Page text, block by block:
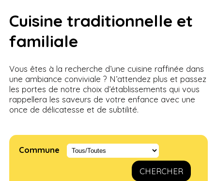
Cuisine traditionnelle et
familiale
Vous êtes à la recherche d’une cuisine raffinée dans
une ambiance conviviale ? N’attendez plus et passez
les portes de notre choix d’établissements qui vous
rappellera les saveurs de votre enfance avec une
once de délicatesse et de subtilité.
Commune
CHERCHER